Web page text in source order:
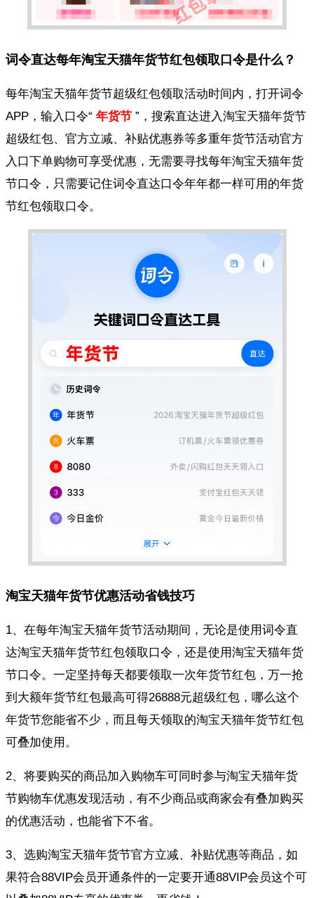
词令直达每年淘宝天猫年货节红包领取口令是什么？
每年淘宝天猫年货节超级红包领取活动时间内，打开词令
APP，输入口令“ 年货节 ”，搜索直达进入淘宝天猫年货节
超级红包、官方立减、补贴优惠券等多重年货节活动官方
入口下单购物可享受优惠，无需要寻找每年淘宝天猫年货
节口令，只需要记住词令直达口令年年都一样可用的年货
节红包领取口令。
淘宝天猫年货节优惠活动省钱技巧
1、在每年淘宝天猫年货节活动期间，无论是使用词令直
达淘宝天猫年货节红包领取口令，还是使用淘宝天猫年货
节口令。一定坚持每天都要领取一次年货节红包，万一抢
到大额年货节红包最高可得26888元超级红包，哪么这个
年货节您能省不少，而且每天领取的淘宝天猫年货节红包
可叠加使用。
2、将要购买的商品加入购物车可同时参与淘宝天猫年货
节购物车优惠发现活动，有不少商品或商家会有叠加购买
的优惠活动，也能省下不省。
3、选购淘宝天猫年货节官方立减、补贴优惠等商品，如
果符合88VIP会员开通条件的一定要开通88VIP会员这个可